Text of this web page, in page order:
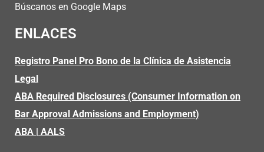
Búscanos en Google Maps
ENLACES
Registro Panel Pro Bono de la Clínica de Asistencia
Legal
ABA Required Disclosures (Consumer Information on
Bar Approval Admissions and Employment)
ABA | AALS